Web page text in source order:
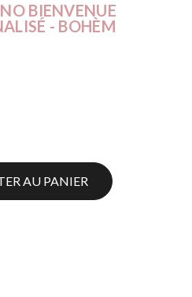
BIENVENUE
- BOHÈM
AU PANIER